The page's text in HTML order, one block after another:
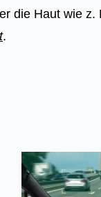
die Haut wie z.
.